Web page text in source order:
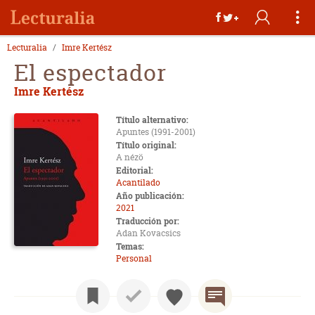
Lecturalia Imre Kertész
El espectador
Imre Kertész
Título alternativo:
Apuntes (1991-2001)
Título original:
A nézö
Editorial:
Acantilado
Año publicación:
2021
Traducción por:
Adan Kovacsics
Temas:
Personal